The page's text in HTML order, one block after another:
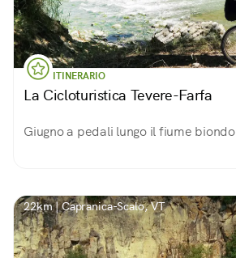
ITINERARIO
La Cicloturistica Tevere-Farfa
Giugno a pedali lungo il fiume biondo
22km | Capranica-Scalo, VT